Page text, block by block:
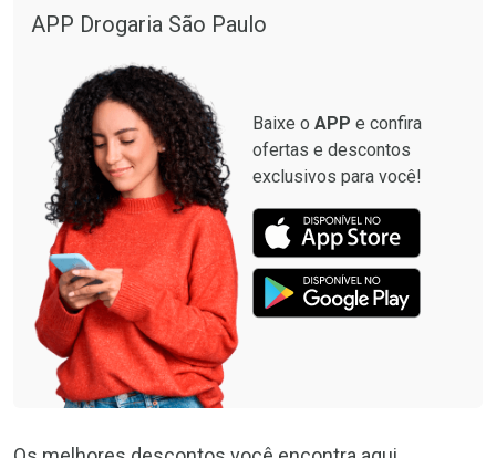
APP Drogaria São Paulo
Baixe o APP e confira
ofertas e descontos
exclusivos para você!